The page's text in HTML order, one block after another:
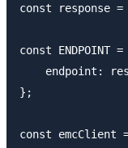
const response
const ENDPOINT
endpoint:
};
const emcClient